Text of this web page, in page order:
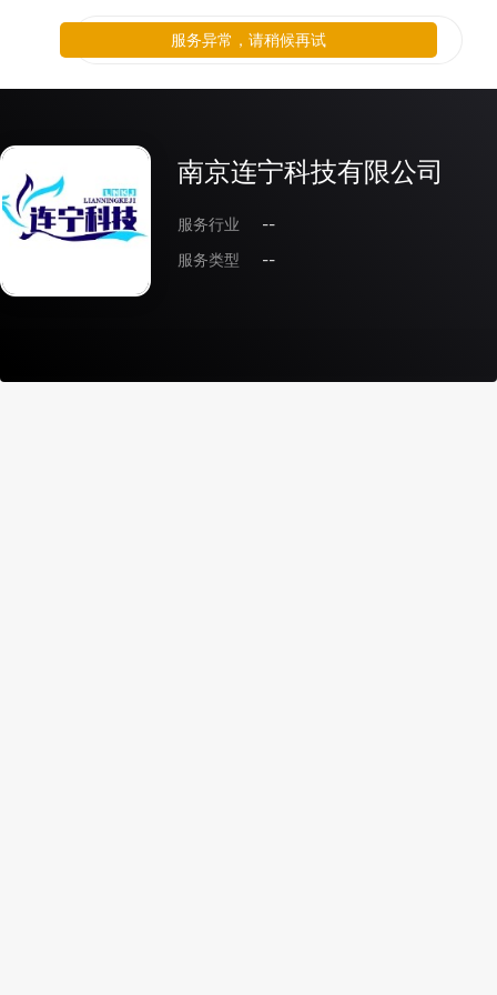
南京连宁科技有限公司
服务行业
--
服务类型
--
服务异常，请稍候再试